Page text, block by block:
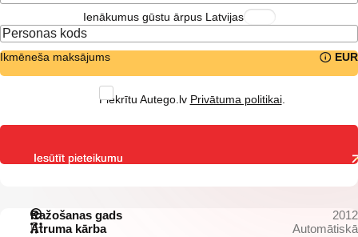
Ienākumus gūstu ārpus Latvijas
Ikmēneša maksājums EUR
Piekrītu Autego.lv Privātuma politikai.
Ražošanas gads
2012
Ātruma kārba
Automātiskā